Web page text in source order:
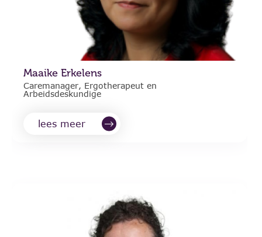
Maaike Erkelens
Caremanager, Ergotherapeut en
Arbeidsdeskundige
lees meer